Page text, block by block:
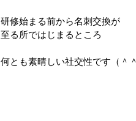
研修始まる前から名刺交換が
至る所ではじまるところ
何とも素晴しい社交性です（＾＾